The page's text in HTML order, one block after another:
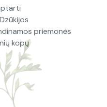
priemonės
kopų